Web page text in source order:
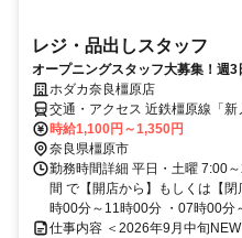
レジ・品出しスタッフ
オープニングスタッフ大募集！週
ホダカ奈良橿原店
交通・アクセス 近鉄橿原線「
料駐車場あり
時給1,100円～1,350円
奈良県橿原市
勤務時間詳細 平日・土曜 7:00
間 で【開店から】もしくは【
時00分～11時00分 ・07時00分
仕事内容 ＜2026年9月中旬